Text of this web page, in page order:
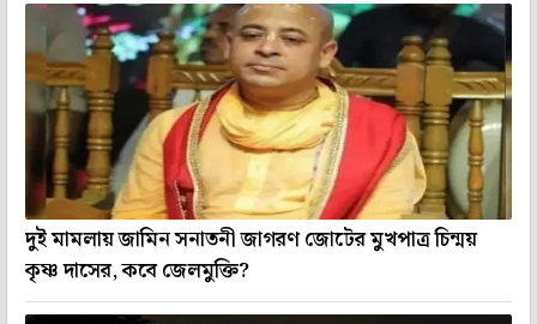
দুই মামলায় জামিন সনাতনী জাগরণ জোটের মুখপাত্র চিন্ময়
কৃষ্ণ দাসের, কবে জেলমুক্তি?